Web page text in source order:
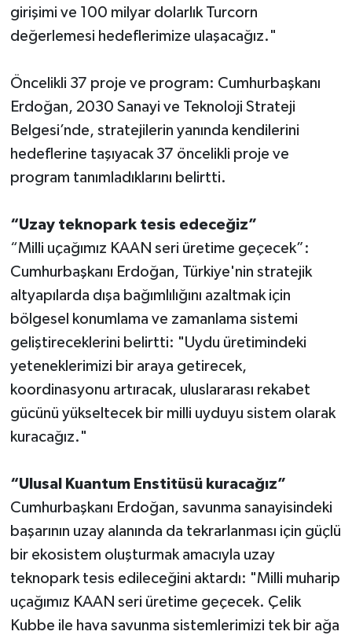
girişimi ve 100 milyar dolarlık Turcorn
değerlemesi hedeflerimize ulaşacağız."
Öncelikli 37 proje ve program: Cumhurbaşkanı
Erdoğan, 2030 Sanayi ve Teknoloji Strateji
Belgesi’nde, stratejilerin yanında kendilerini
hedeflerine taşıyacak 37 öncelikli proje ve
program tanımladıklarını belirtti.
“Uzay teknopark tesis edeceğiz”
“Milli uçağımız KAAN seri üretime geçecek”:
Cumhurbaşkanı Erdoğan, Türkiye'nin stratejik
altyapılarda dışa bağımlılığını azaltmak için
bölgesel konumlama ve zamanlama sistemi
geliştireceklerini belirtti: "Uydu üretimindeki
yeteneklerimizi bir araya getirecek,
koordinasyonu artıracak, uluslararası rekabet
gücünü yükseltecek bir milli uyduyu sistem olarak
kuracağız."
“Ulusal Kuantum Enstitüsü kuracağız”
Cumhurbaşkanı Erdoğan, savunma sanayisindeki
başarının uzay alanında da tekrarlanması için güçlü
bir ekosistem oluşturmak amacıyla uzay
teknopark tesis edileceğini aktardı: "Milli muharip
uçağımız KAAN seri üretime geçecek. Çelik
Kubbe ile hava savunma sistemlerimizi tek bir ağa